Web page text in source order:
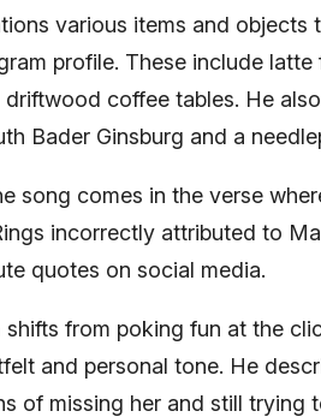
various items and objects
profile. These include
coffee tables. He
Bader Ginsburg and a
song comes in the verse
incorrectly attributed to
quotes on social media.
from poking fun at the
and personal tone. He
of missing her and still trying